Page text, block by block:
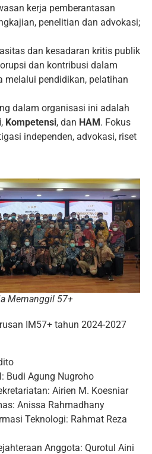
kerja pemberantasan
penelitian dan advokasi;
dan kesadaran kritis publik
dan kontribusi dalam
melalui pendidikan, pelatihan
dalam organisasi ini adalah
, Kompetensi, dan HAM. Fokus
independen, advokasi, riset
Memanggil 57+
IM57+ tahun 2024-2027
Budi Agung Nugroho
Airien M. Koesniar
Anissa Rahmadhany
Teknologi: Rahmat Reza
Anggota: Qurotul Aini